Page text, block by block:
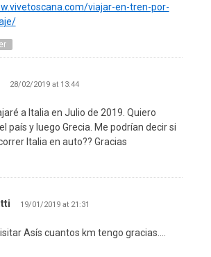
viajar-en-tren-por-
28/02/2019 at 13:44
a Italia en Julio de 2019. Quiero
país y luego Grecia. Me podrían decir si
Italia en auto?? Gracias
19/01/2019 at 21:31
Asís cuantos km tengo gracias….